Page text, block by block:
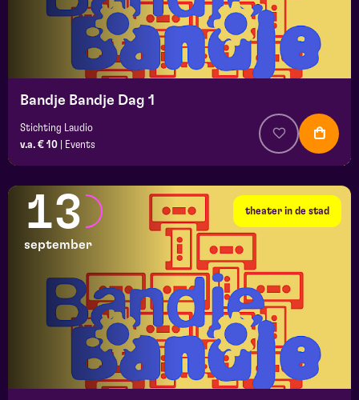
Bandje Bandje Dag 1
Stichting Laudio
v.a. € 10
Events
theater in de stad
13
september